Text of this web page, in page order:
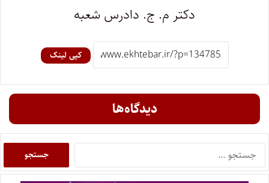
دکتر م. ج. دادرس شعبه
کپی لینک
دیدگاه‌ها